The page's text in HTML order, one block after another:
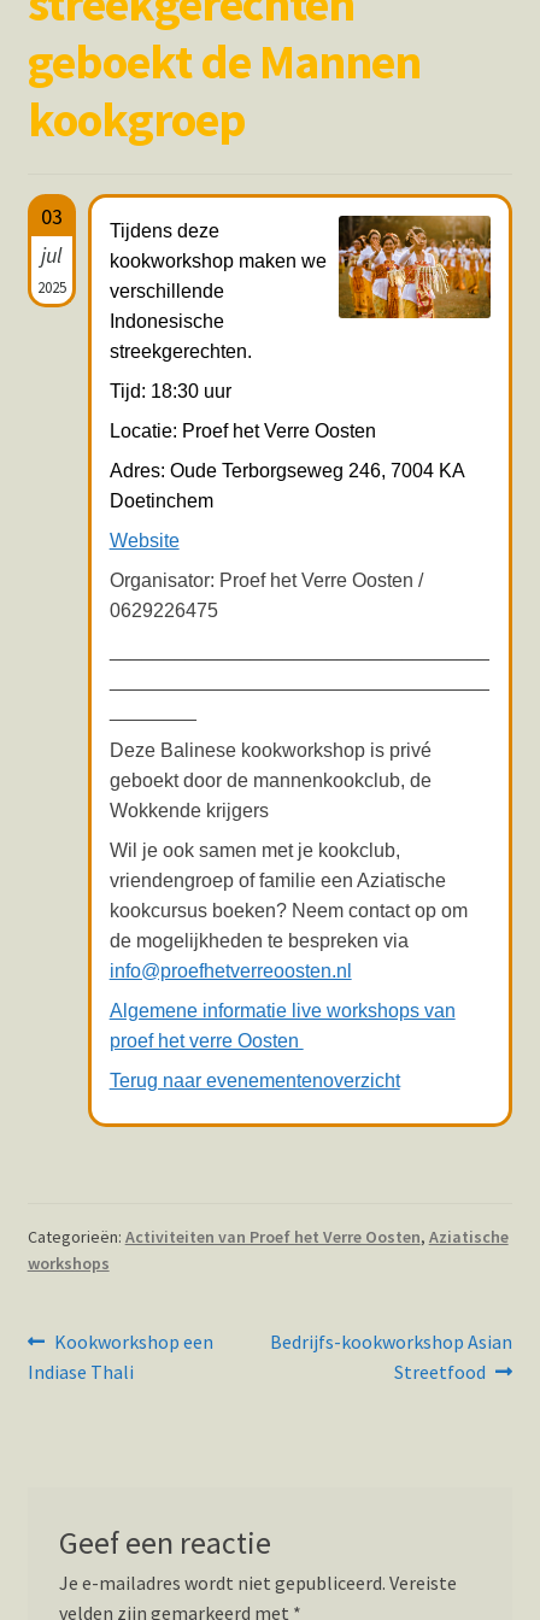
Hotspots en blogs
UIT-agenda
geboekt de Mannen
kookgroep
03
jul
2025
Tijdens deze
kookworkshop maken we
verschillende
Indonesische
streekgerechten.
Tijd: 18:30 uur
Locatie: Proef het Verre Oosten
Adres: Oude Terborgseweg 246, 7004 KA
Doetinchem
Website
Organisator: Proef het Verre Oosten /
0629226475
Deze Balinese kookworkshop is privé
geboekt door de mannenkookclub, de
Wokkende krijgers
Wil je ook samen met je kookclub,
vriendengroep of familie een Aziatische
kookcursus boeken? Neem contact op om
de mogelijkheden te bespreken via
info@proefhetverreoosten.nl
Algemene informatie live workshops van
proef het verre Oosten
Terug naar evenementenoverzicht
Categorieën: Activiteiten van Proef het Verre Oosten, Aziatische
workshops
Bericht
navigatie
Vorig
bericht:
Kookworkshop een
Indiase Thali
Volgend
Bedrijfs-kookworkshop Asian
Streetfood
Geef een reactie
Je e-mailadres wordt niet gepubliceerd. Vereiste
velden zijn gemarkeerd met *